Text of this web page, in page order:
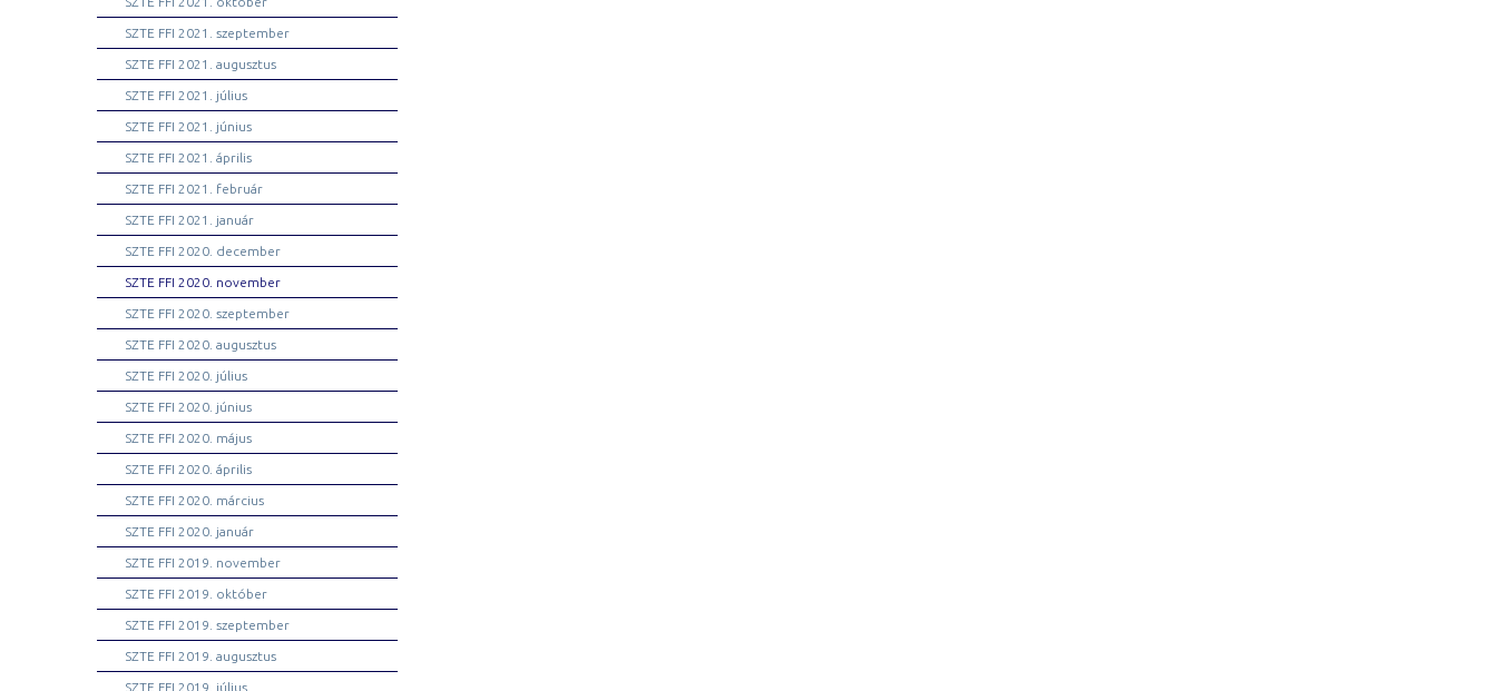
SZTE FFI 2021. szeptember
SZTE FFI 2021. augusztus
SZTE FFI 2021. július
SZTE FFI 2021. június
SZTE FFI 2021. április
SZTE FFI 2021. február
SZTE FFI 2021. január
SZTE FFI 2020. december
SZTE FFI 2020. november
SZTE FFI 2020. szeptember
SZTE FFI 2020. augusztus
SZTE FFI 2020. július
SZTE FFI 2020. június
SZTE FFI 2020. május
SZTE FFI 2020. április
SZTE FFI 2020. március
SZTE FFI 2020. január
SZTE FFI 2019. november
SZTE FFI 2019. október
SZTE FFI 2019. szeptember
SZTE FFI 2019. augusztus
SZTE FFI 2019. július